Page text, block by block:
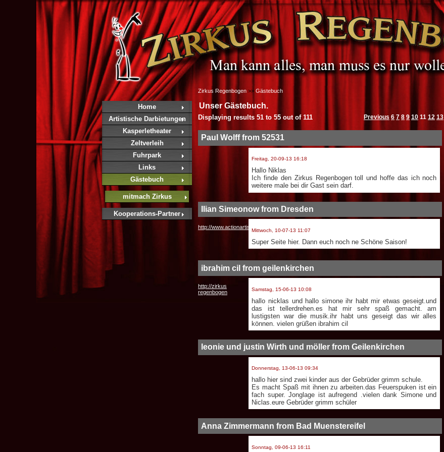
Home
Artistische Darbietungen
Kasperletheater
Zeltverleih
Fuhrpark
Links
Gästebuch
mitmach Zirkus
Kooperations-Partner
Zirkus Regenbogen >> Gästebuch
Unser Gästebuch.
Displaying results 51 to 55 out of 111 Previous 6 7 8 9 10 11 12 13
Paul Wolff from 52531
Freitag, 20-09-13 16:18
Hallo Niklas
Ich finde den Zirkus Regenbogen toll und hoffe das ich noch
weitere male bei dir Gast sein darf.
Ilian Simeonow from Dresden
http://www.actionartist.deMittwoch, 10-07-13 11:07
Super Seite hier. Dann euch noch ne Schöne Saison!
ibrahim cil from geilenkirchen
http://zirkus
regenbogen
Samstag, 15-06-13 10:08
hallo nicklas und hallo simone ihr habt mir etwas geseigt.und
das ist tellerdrehen.es hat mir sehr spaß gemacht. am
lustigsten war die musik.ihr habt uns geseigt das wir alles
können. vielen grüßen ibrahim cil
leonie und justin Wirth und möller from Geilenkirchen
Donnerstag, 13-06-13 09:34
hallo hier sind zwei kinder aus der Gebrüder grimm schule.
Es macht Spaß mit ihnen zu arbeiten.das Feuerspuken ist ein
fach super. Jonglage ist aufregend .vielen dank Simone und
Niclas.eure Gebrüder grimm schüler
Anna Zimmermann from Bad Muenstereifel
Sonntag, 09-06-13 16:11